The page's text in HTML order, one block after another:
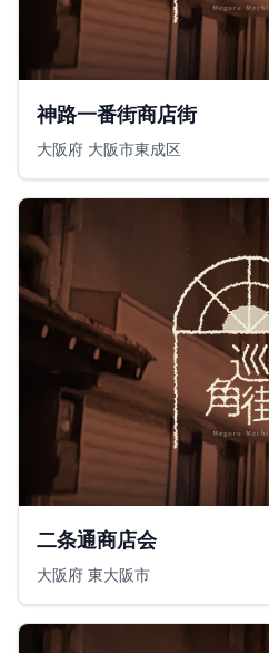
神路一番街商店街
大阪府 大阪市東成区
二条通商店会
大阪府 東大阪市